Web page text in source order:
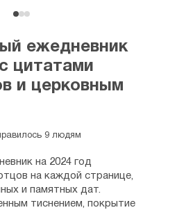
ежедневник
цитатами
и церковным
9 людям
на 2024 год
на каждой странице,
и памятных дат.
тиснением, покрытие